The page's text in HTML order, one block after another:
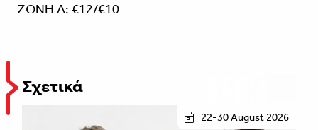
ΖΩΝΗ Δ: €12/€10
Σχετικά
22-30 August 2026